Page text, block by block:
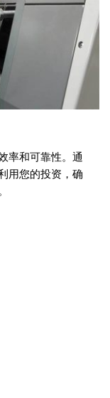
率和可靠性。通
用您的投资，确